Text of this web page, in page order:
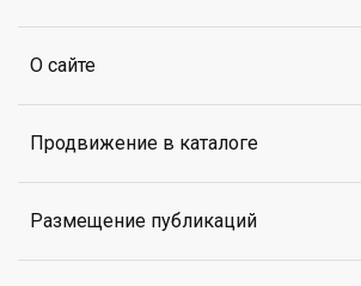
О сайте
Продвижение в каталоге
Размещение публикаций